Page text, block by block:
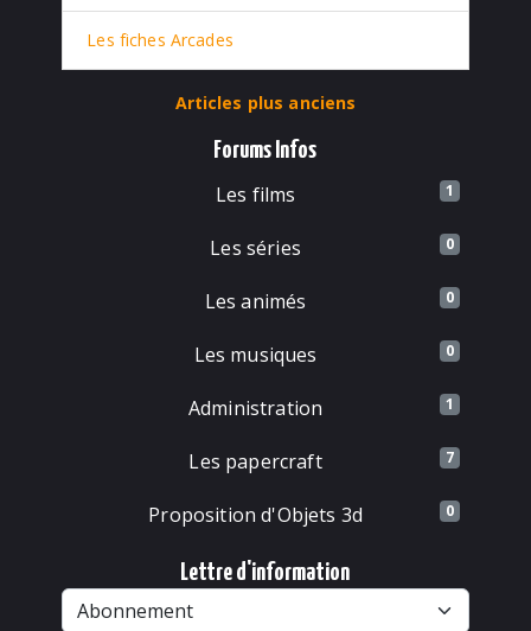
Les fiches Arcades
Articles plus anciens
Forums Infos
Les films 1
Les séries 0
Les animés 0
Les musiques 0
Administration 1
Les papercraft 7
Proposition d'Objets 3d 0
Lettre d'information